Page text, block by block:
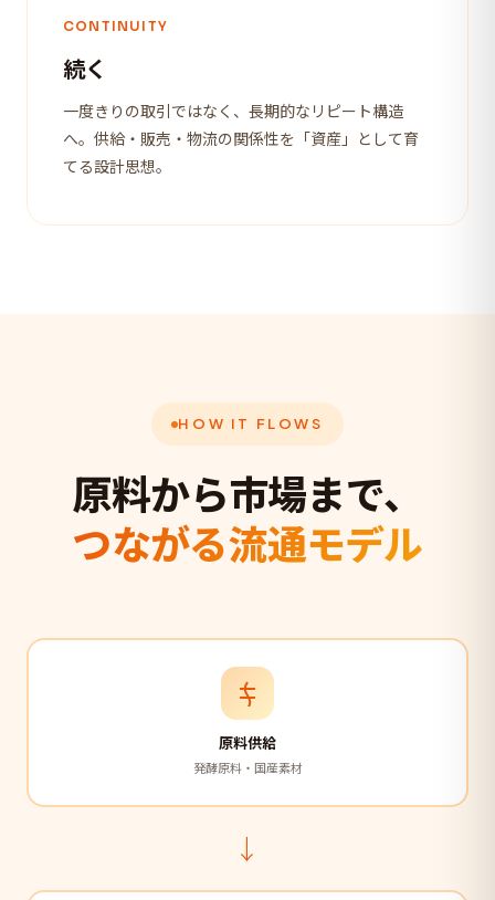
CONTINUITY
続く
一度きりの取引ではなく、長期的なリピート構造
へ。供給・販売・物流の関係性を「資産」として育
てる設計思想。
HOW IT FLOWS
原料から市場まで、
つながる流通モデル
原料供給
発酵原料・国産素材
→